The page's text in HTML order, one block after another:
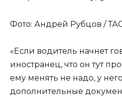
Фото: Андрей Рубцов /
«Если водитель начнет
иностранец, что он тут
ему менять не надо, у
дополнительные